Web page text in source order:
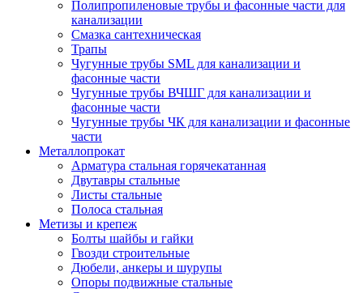
Полипропиленовые трубы и фасонные части для
канализации
Смазка сантехническая
Трапы
Чугунные трубы SML для канализации и
фасонные части
Чугунные трубы ВЧШГ для канализации и
фасонные части
Чугунные трубы ЧК для канализации и фасонные
части
Металлопрокат
Арматура стальная горячекатанная
Двутавры стальные
Листы стальные
Полоса стальная
Метизы и крепеж
Болты шайбы и гайки
Гвозди строительные
Дюбели, анкеры и шурупы
Опоры подвижные стальные